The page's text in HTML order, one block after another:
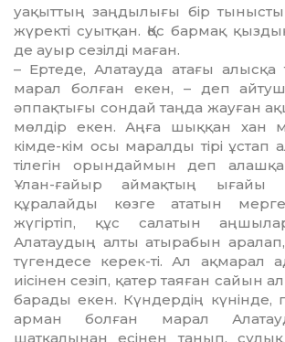
уақыттың заңдылығы бір тынысты
жүректі суытқан. Қос бармақ
де ауыр сезілді маған.
– Ертеде, Алатауда атағы алысқа
марал болған екен, – деп
әппақтығы сондай таңда жауған
мөлдір екен. Аңға шыққан хан
кімде-кім осы маралды тірі ұстап
тілегін орындаймын деп
Ұлан-ғайыр аймақтың ығайы
құралайды көзге ататын
жүгіртіп, құс сала­тын
Алатаудың алты атырабын аралап,
түгендесе керек-ті. Ал ақмарал
иісінен сезіп, қатер таяған сайын
барады екен. Күндердің күнінде,
арман болған марал
шатқалынан есінен танып,